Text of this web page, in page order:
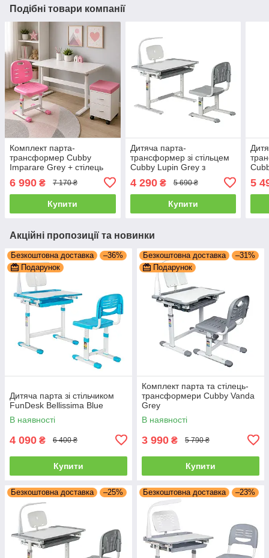
Подібні товари компанії
Комплект парта-
трансформер Cubby
Imparare Grey + стілець
дитяча тумба FunDesk
SS15W Pink
6 990 ₴ 7 170 ₴
Купити
Дитяча парта-
трансформер зі стільцем
Cubby Lupin Grey з
4 290₴ 5 690 ₴
Купити
5
Акційні пропозиції та новинки
Безкоштовна доставка
–36%
Подарунок
Дитяча парта зі стільчиком
FunDesk Bellissima Blue
В наявності
4 090 ₴ 6 400 ₴
Купити
Безкоштовна доставка
–31%
Подарунок
Комплект парта та стілець-
трансформери Cubby Vanda
Grey
В наявності
3 990 ₴ 5 790 ₴
Купити
Безкоштовна доставка –25% Безкоштовна доставка –23%